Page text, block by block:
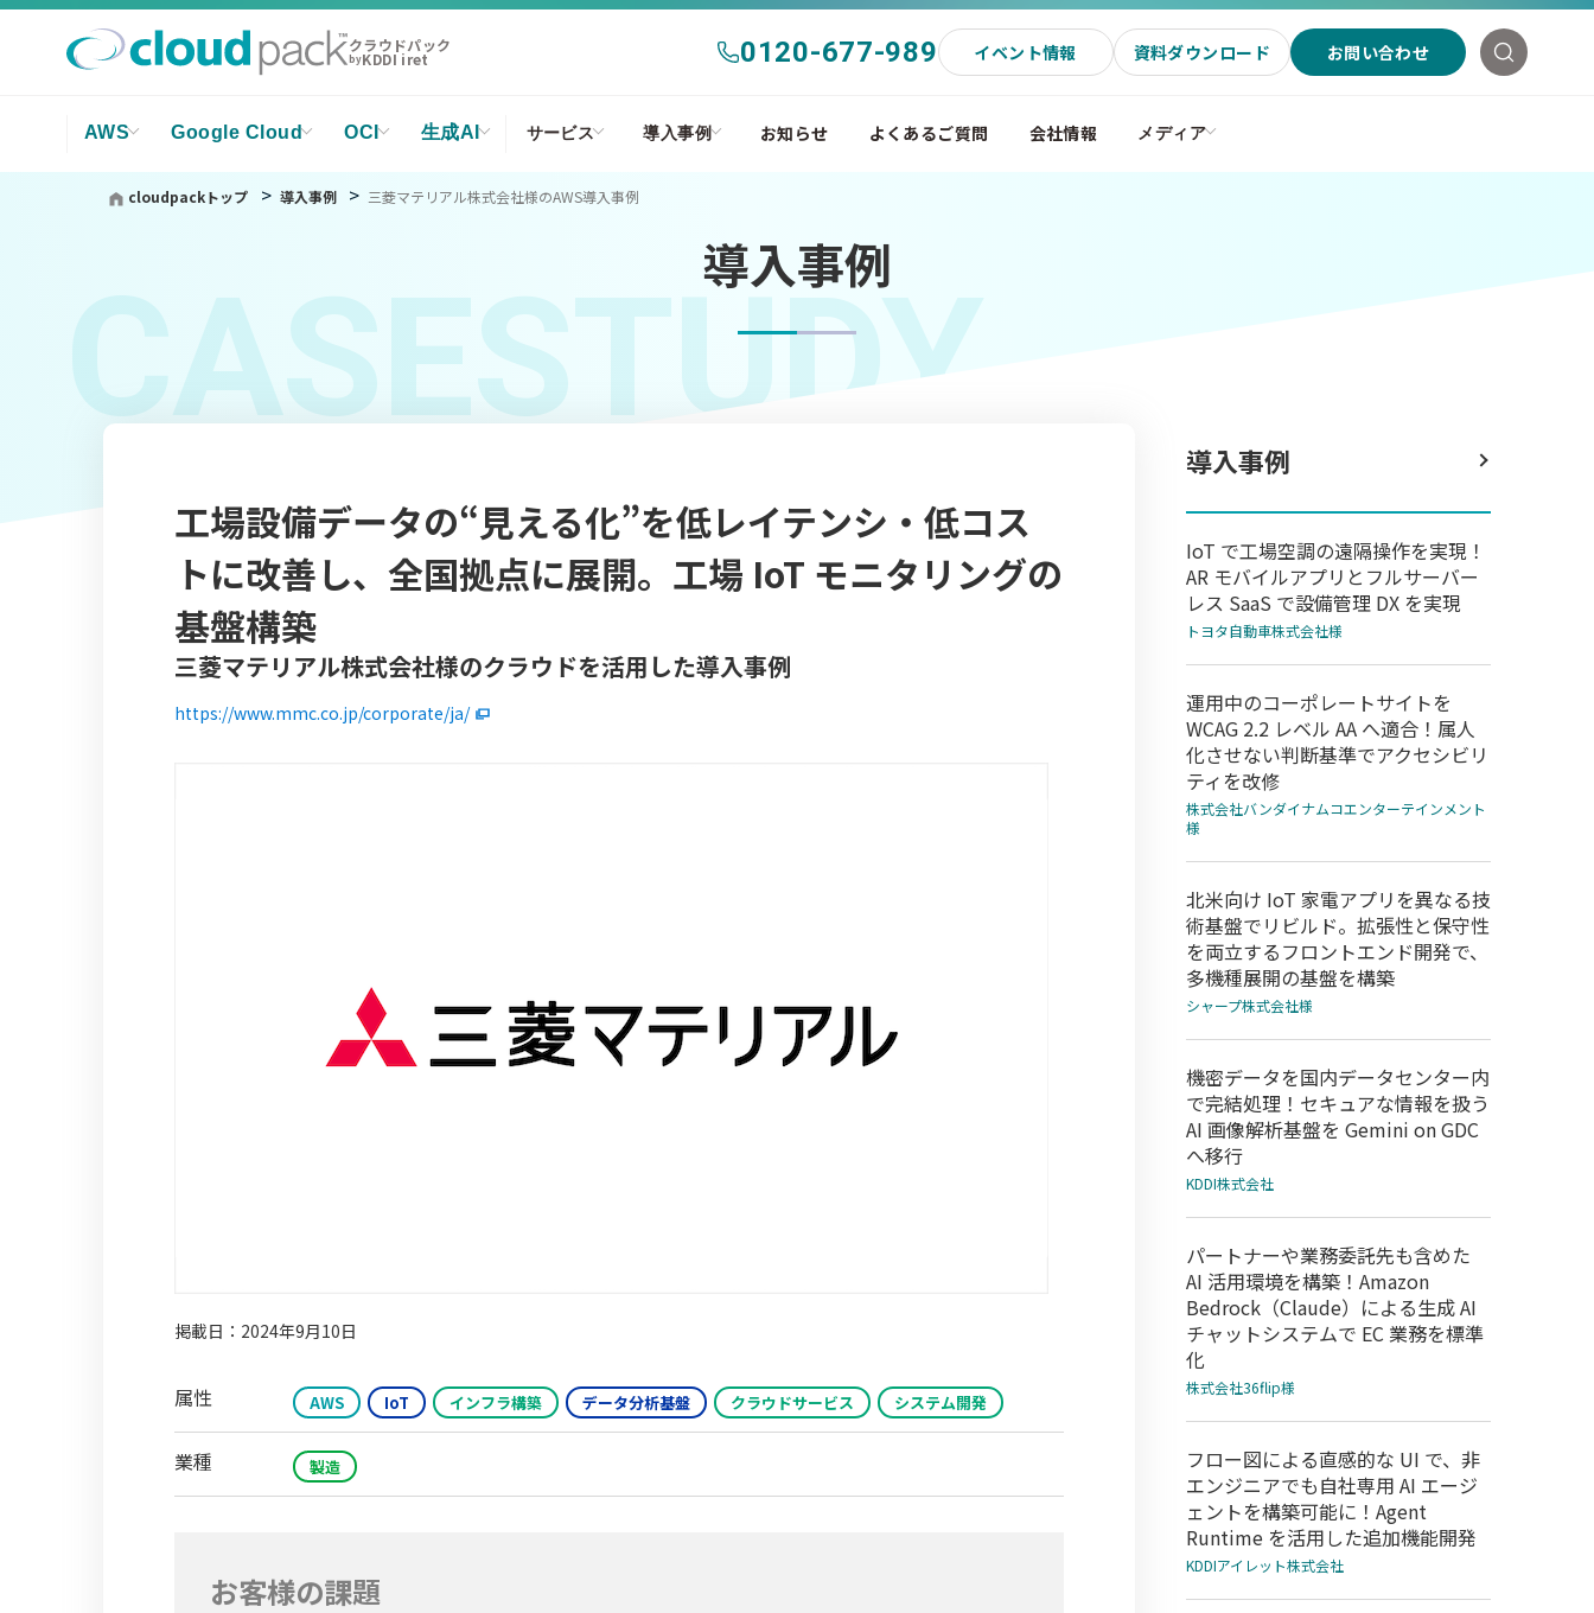
クラウドパック
byKDDI iret 0120-677-989 イベント情報 資料ダウンロード お問い合わせ
AWS Google Cloud OCI 生成AI サービス 導入事例 お知らせ よくあるご質問 会社情報 メディア
cloudpackトップ 導入事例 三菱マテリアル株式会社様のAWS導入事例
導入事例
CASESTUDY
工場設備データの“見える化”を低レイテンシ・低コス
トに改善し、全国拠点に展開。工場 IoT モニタリングの
基盤構築
三菱マテリアル株式会社様のクラウドを活用した導入事例
https://www.mmc.co.jp/corporate/ja/
掲載日：2024年9月10日
属性 AWS IoT インフラ構築 データ分析基盤 クラウドサービス システム開発
業種 製造
お客様の課題
導入事例
IoT で工場空調の遠隔操作を実現！
AR モバイルアプリとフルサーバー
レス SaaS で設備管理 DX を実現
トヨタ自動車株式会社様
運用中のコーポレートサイトを
WCAG 2.2 レベル AA へ適合！属人
化させない判断基準でアクセシビリ
ティを改修
株式会社バンダイナムコエンターテインメント
様
北米向け IoT 家電アプリを異なる技
術基盤でリビルド。拡張性と保守性
を両立するフロントエンド開発で、
多機種展開の基盤を構築
シャープ株式会社様
機密データを国内データセンター内
で完結処理！セキュアな情報を扱う
AI 画像解析基盤を Gemini on GDC
へ移行
KDDI株式会社
パートナーや業務委託先も含めた
AI 活用環境を構築！Amazon
Bedrock（Claude）による生成 AI
チャットシステムで EC 業務を標準
化
株式会社36flip様
フロー図による直感的な UI で、非
エンジニアでも自社専用 AI エージ
ェントを構築可能に！Agent
Runtime を活用した追加機能開発
KDDIアイレット株式会社